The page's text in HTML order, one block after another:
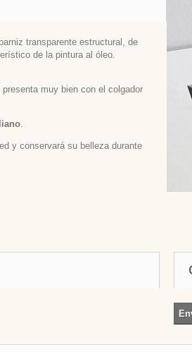
transparente estructural, de
de la pintura al óleo.
muy bien con el colgador
y conservará su belleza durante